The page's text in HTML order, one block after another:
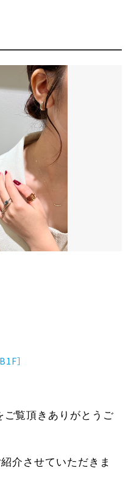
］
ご覧頂きありがとうご
介させていただきま